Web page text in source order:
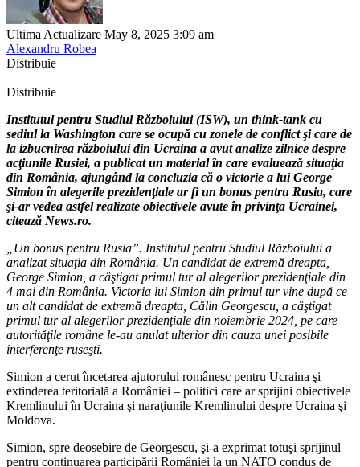
Ultima Actualizare May 8, 2025 3:09 am
Alexandru Robea
Distribuie
Distribuie
Institutul pentru Studiul Războiului (ISW), un think-tank cu
sediul la Washington care se ocupă cu zonele de conflict şi care de
la izbucnirea războiului din Ucraina a avut analize zilnice despre
acţiunile Rusiei, a publicat un material în care evaluează situaţia
din România, ajungând la concluzia că o victorie a lui George
Simion în alegerile prezidenţiale ar fi un bonus pentru Rusia, care
şi-ar vedea astfel realizate obiectivele avute în privinţa Ucrainei,
citează News.ro.
„Un bonus pentru Rusia”. Institutul pentru Studiul Războiului a
analizat situaţia din România. Un candidat de extremă dreapta,
George Simion, a câştigat primul tur al alegerilor prezidenţiale din
4 mai din România. Victoria lui Simion din primul tur vine după ce
un alt candidat de extremă dreapta, Călin Georgescu, a câştigat
primul tur al alegerilor prezidenţiale din noiembrie 2024, pe care
autorităţile române le-au anulat ulterior din cauza unei posibile
interferenţe ruseşti.
Simion a cerut încetarea ajutorului românesc pentru Ucraina şi
extinderea teritorială a României – politici care ar sprijini obiectivele
Kremlinului în Ucraina şi naraţiunile Kremlinului despre Ucraina şi
Moldova.
Simion, spre deosebire de Georgescu, şi-a exprimat totuşi sprijinul
pentru continuarea participării României la un NATO condus de